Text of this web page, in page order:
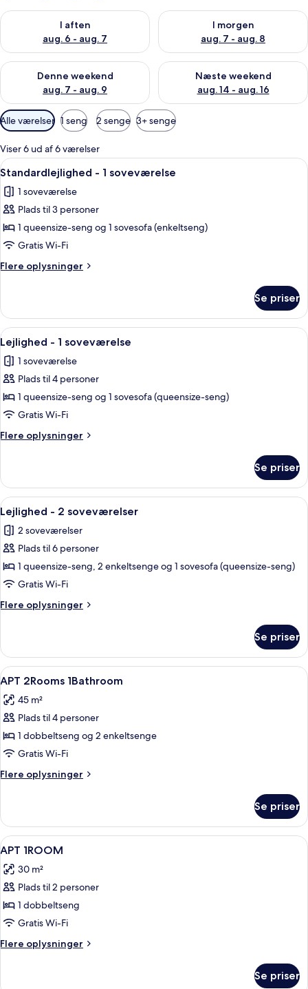
I aften
aug. 6 - aug. 7
Tjek tilgængelighed for i aften aug. 6 - aug. 7
I morgen
aug. 7 - aug. 8
Tjek tilgængelighed for i
Denne weekend
aug. 7 - aug. 9
Tjek tilgængelighed for denne weekend aug. 7 - aug. 9
Næste weekend
aug. 14 - aug. 16
Tjek tilgængelighed for næste
Tilgængelige
filtre
for
værelser
Alle værelser 1 seng 2 senge 3+ senge
Viser 6 ud af 6 værelser
Indlæs
alle
billeder
af
Standardlejlighed
-
1
soveværelse
Et moderne hotelværelse med en
7
Standardlejlighed - 1 soveværelse
1 soveværelse
Plads til 3 personer
1 queensize-seng og 1 sovesofa (enkeltseng)
Gratis Wi-Fi
Flere oplysninger
Flere
-
soveværelse
Se priser
Indlæs
alle
billeder
af
Lejlighed
-
1
soveværelse
Et moderne hotelværelse med seng,
8
Lejlighed - 1 soveværelse
1 soveværelse
Plads til 4 personer
1 queensize-seng og 1 sovesofa (queensize-seng)
Gratis Wi-Fi
Flere oplysninger
Flere
-
soveværelse
Se priser
Indlæs
alle
billeder
af
Lejlighed
-
2
soveværelser
Et moderne hotelværelse med
8
Lejlighed - 2 soveværelser
2 soveværelser
Plads til 6 personer
1 queensize-seng, 2 enkeltsenge og 1 sovesofa (queensize-seng)
Gratis Wi-Fi
Flere oplysninger
Flere
-
soveværelser
Se priser
Indlæs
alle
billeder
af
APT
2Rooms
1Bathroom
Premium-sengetøj, pengeskab på
7
APT 2Rooms 1Bathroom
45 m²
Plads til 4 personer
1 dobbeltseng og 2 enkeltsenge
Gratis Wi-Fi
Flere oplysninger
Flere
2Rooms
1Bathroom
Se priser
Indlæs
alle
billeder
af
APT
1ROOM
Premium-sengetøj, pengeskab på
10
APT 1ROOM
30 m²
Plads til 2 personer
1 dobbeltseng
Gratis Wi-Fi
Flere oplysninger
Flere
Se priser